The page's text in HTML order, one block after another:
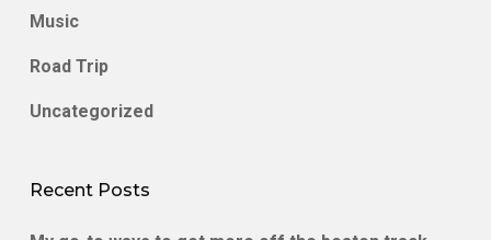
Music
Road Trip
Uncategorized
Recent Posts